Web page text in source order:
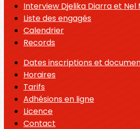
Interview Djelika Diarra et Nel
Liste des engagés
Calendrier
Records
Dates inscriptions et
Horaires
Tarifs
Adhésions en ligne
Licence
Contact